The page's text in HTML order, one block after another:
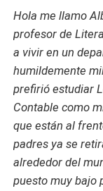
Hola me llamo
profesor de
a vivir en un
humildemente
prefirió estudiar
Contable como
que están al
padres ya se
alrededor del
puesto muy bajo